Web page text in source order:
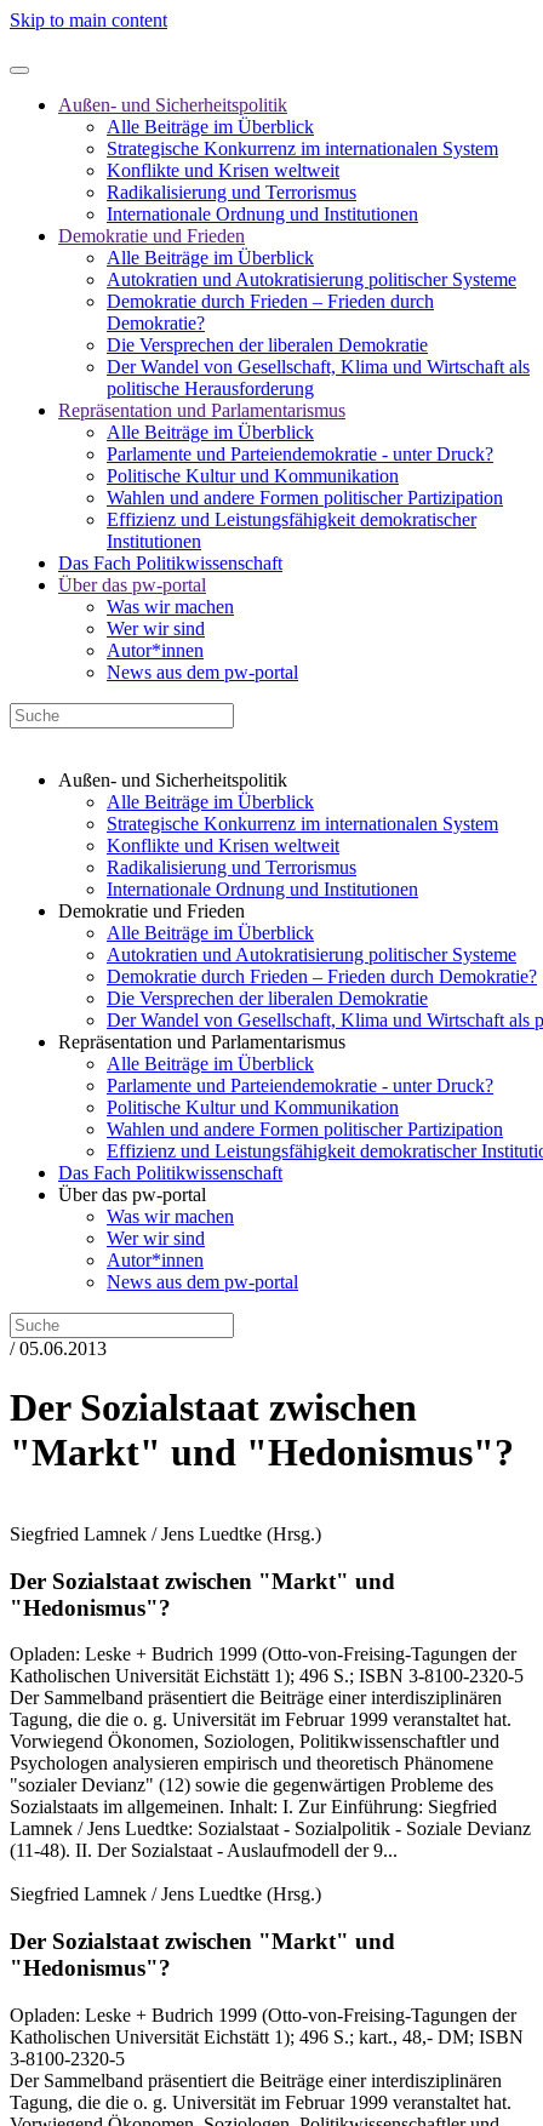
Skip to main content
Außen- und Sicherheitspolitik
Alle Beiträge im Überblick
Strategische Konkurrenz im internationalen System
Konflikte und Krisen weltweit
Radikalisierung und Terrorismus
Internationale Ordnung und Institutionen
Demokratie und Frieden
Alle Beiträge im Überblick
Autokratien und Autokratisierung politischer Systeme
Demokratie durch Frieden – Frieden durch
Demokratie?
Die Versprechen der liberalen Demokratie
Der Wandel von Gesellschaft, Klima und Wirtschaft als
politische Herausforderung
Repräsentation und Parlamentarismus
Alle Beiträge im Überblick
Parlamente und Parteiendemokratie - unter Druck?
Politische Kultur und Kommunikation
Wahlen und andere Formen politischer Partizipation
Effizienz und Leistungsfähigkeit demokratischer
Institutionen
Das Fach Politikwissenschaft
Über das pw-portal
Was wir machen
Wer wir sind
Autor*innen
News aus dem pw-portal
Außen- und Sicherheitspolitik
Alle Beiträge im Überblick
Strategische Konkurrenz im internationalen System
Konflikte und Krisen weltweit
Radikalisierung und Terrorismus
Internationale Ordnung und Institutionen
Demokratie und Frieden
Alle Beiträge im Überblick
Autokratien und Autokratisierung politischer Systeme
Demokratie durch Frieden – Frieden durch Demokratie?
Die Versprechen der liberalen Demokratie
Der Wandel von Gesellschaft, Klima und Wirtschaft als
Repräsentation und Parlamentarismus
Alle Beiträge im Überblick
Parlamente und Parteiendemokratie - unter Druck?
Politische Kultur und Kommunikation
Wahlen und andere Formen politischer Partizipation
Effizienz und Leistungsfähigkeit demokratischer
Das Fach Politikwissenschaft
Über das pw-portal
Was wir machen
Wer wir sind
Autor*innen
News aus dem pw-portal
/ 05.06.2013
Der Sozialstaat zwischen
"Markt" und "Hedonismus"?
Siegfried Lamnek / Jens Luedtke (Hrsg.)
Der Sozialstaat zwischen "Markt" und
"Hedonismus"?
Opladen: Leske + Budrich 1999 (Otto-von-Freising-Tagungen der
Katholischen Universität Eichstätt 1); 496 S.; ISBN 3-8100-2320-5
Der Sammelband präsentiert die Beiträge einer interdisziplinären
Tagung, die die o. g. Universität im Februar 1999 veranstaltet hat.
Vorwiegend Ökonomen, Soziologen, Politikwissenschaftler und
Psychologen analysieren empirisch und theoretisch Phänomene
"sozialer Devianz" (12) sowie die gegenwärtigen Probleme des
Sozialstaats im allgemeinen. Inhalt: I. Zur Einführung: Siegfried
Lamnek / Jens Luedtke: Sozialstaat - Sozialpolitik - Soziale Devianz
(11-48). II. Der Sozialstaat - Auslaufmodell der 9...
Siegfried Lamnek / Jens Luedtke (Hrsg.)
Der Sozialstaat zwischen "Markt" und
"Hedonismus"?
Opladen: Leske + Budrich 1999 (Otto-von-Freising-Tagungen der
Katholischen Universität Eichstätt 1); 496 S.; kart., 48,- DM; ISBN
3-8100-2320-5
Der Sammelband präsentiert die Beiträge einer interdisziplinären
Tagung, die die o. g. Universität im Februar 1999 veranstaltet hat.